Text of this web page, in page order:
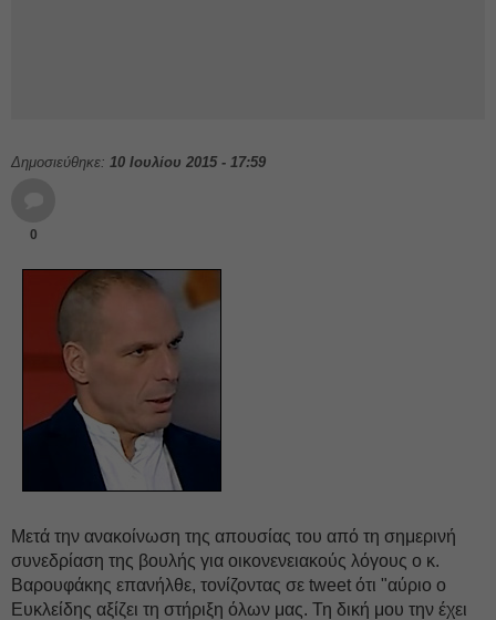
Δημοσιεύθηκε: 10 Ιουλίου 2015 - 17:59
0
Μετά την ανακοίνωση της απουσίας του από τη σημερινή
συνεδρίαση της βουλής για οικονενειακούς λόγους ο κ.
Βαρουφάκης επανήλθε, τονίζοντας σε tweet ότι "αύριο ο
Ευκλείδης αξίζει τη στήριξη όλων μας. Τη δική μου την έχει